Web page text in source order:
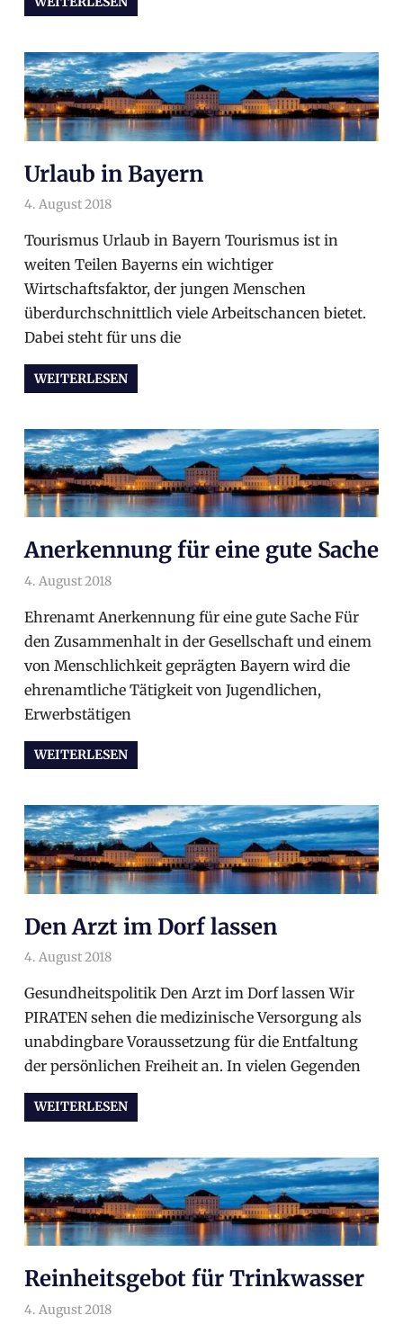
Urlaub in Bayern
4. August 2018
Tourismus Urlaub in Bayern Tourismus ist in
weiten Teilen Bayerns ein wichtiger
Wirtschaftsfaktor, der jungen Menschen
überdurchschnittlich viele Arbeitschancen bietet.
Dabei steht für uns die
WEITERLESEN
Anerkennung für eine gute Sache
4. August 2018
Ehrenamt Anerkennung für eine gute Sache Für
den Zusammenhalt in der Gesellschaft und einem
von Menschlichkeit geprägten Bayern wird die
ehrenamtliche Tätigkeit von Jugendlichen,
Erwerbstätigen
WEITERLESEN
Den Arzt im Dorf lassen
4. August 2018
Gesundheitspolitik Den Arzt im Dorf lassen Wir
PIRATEN sehen die medizinische Versorgung als
unabdingbare Voraussetzung für die Entfaltung
der persönlichen Freiheit an. In vielen Gegenden
WEITERLESEN
Reinheitsgebot für Trinkwasser
4. August 2018